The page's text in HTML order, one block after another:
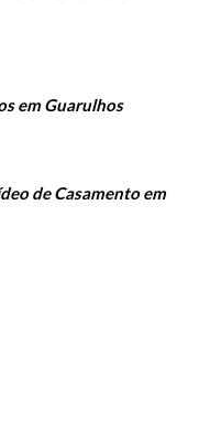
em Guarulhos
de Casamento em